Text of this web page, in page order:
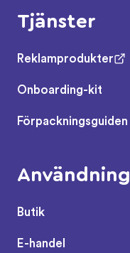
Tjänster
Reklamprodukter
Onboarding-kit
Förpackningsguiden
Användning
Butik
E-handel